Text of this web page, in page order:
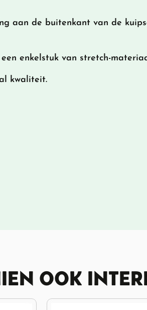
aan de buitenkant van de
enkelstuk van stretch-
kwaliteit.
OOK